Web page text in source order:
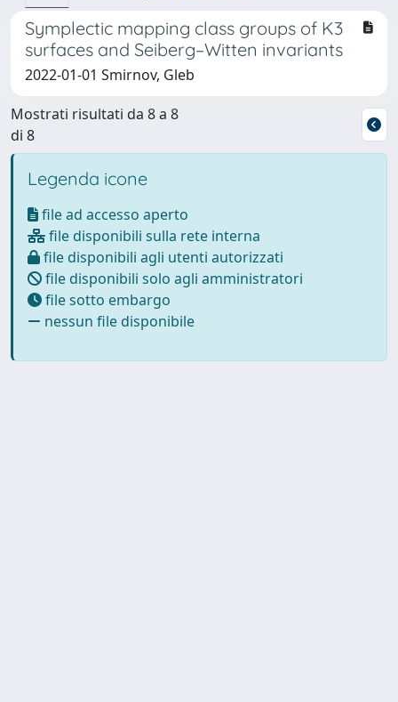
Symplectic mapping class groups of K3
surfaces and Seiberg–Witten invariants
2022-01-01 Smirnov, Gleb
Mostrati risultati da 8 a 8
di 8
Legenda icone
file ad accesso aperto
file disponibili sulla rete interna
file disponibili agli utenti autorizzati
file disponibili solo agli amministratori
file sotto embargo
nessun file disponibile